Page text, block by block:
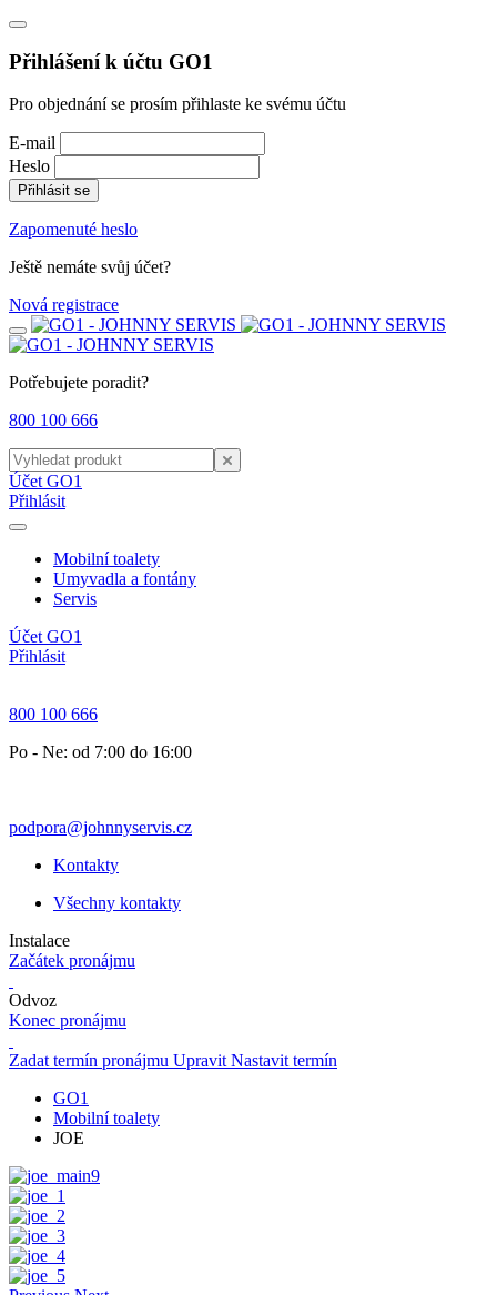
Přihlášení k účtu GO1
Pro objednání se prosím přihlaste ke svému účtu
E-mail
Heslo
Přihlásit se
Zapomenuté heslo
Ještě nemáte svůj účet?
Nová registrace
Potřebujete poradit?
800 100 666
Účet GO1
Přihlásit
Mobilní toalety
Umyvadla a fontány
Servis
Účet GO1
Přihlásit
800 100 666
Po - Ne: od 7:00 do 16:00
podpora@johnnyservis.cz
Kontakty
Všechny kontakty
Instalace
Začátek pronájmu
Odvoz
Konec pronájmu
Zadat termín pronájmu UpravitNastavit termín
GO1
Mobilní toalety
JOE